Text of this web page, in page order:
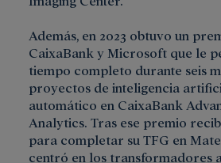
Además, en 2023 obtuvo un
CaixaBank y Microsoft que le
tiempo completo durante seis
proyectos de inteligencia
automático en CaixaBank
Analytics. Tras ese premio
para completar su TFG en
centró en los transformadores